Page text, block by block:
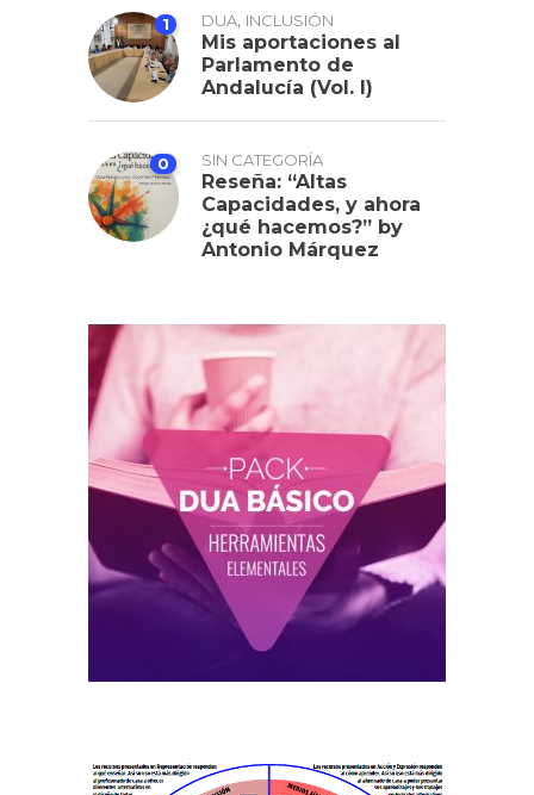
1 DUA, INCLUSIÓN
Mis aportaciones al
Parlamento de
Andalucía (Vol. I)
0 SIN CATEGORÍA
Reseña: “Altas
Capacidades, y ahora
¿qué hacemos?” by
Antonio Márquez